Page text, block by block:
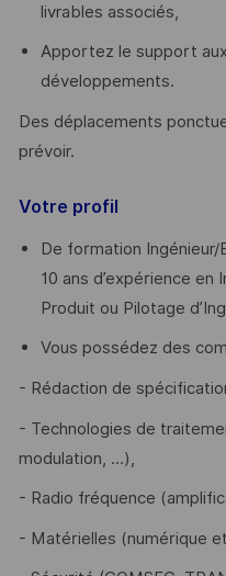
livrables associés,
Apportez le support
développements.
Des déplacements
prévoir.
Votre profil
De formation Ingénieur/
10 ans d’expérience
Produit ou Pilotage
Vous possédez des
- Rédaction de
- Technologies de
modulation, …),
- Radio fréquence
- Matérielles (numérique